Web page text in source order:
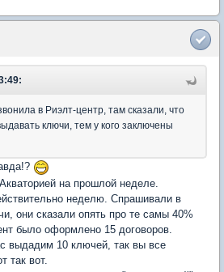
в Риэлт-центр, там сказали, что
ключи, тем у кого заключены
на прошлой неделе.
неделю. Спрашивали в
они сказали опять про те самы 40%
было оформлено 15 договоров.
выдадим 10 ключей, так вы все
так вот.